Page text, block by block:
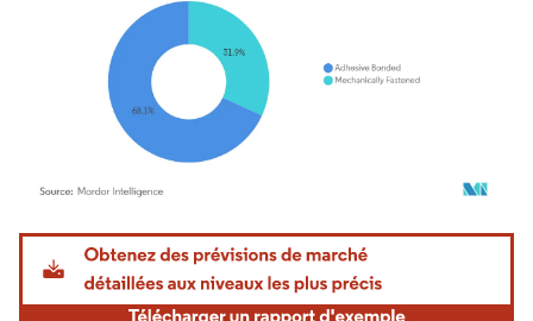
Image © Mordor Intelligence. La réutilisation nécessite une attribution sous CC BY